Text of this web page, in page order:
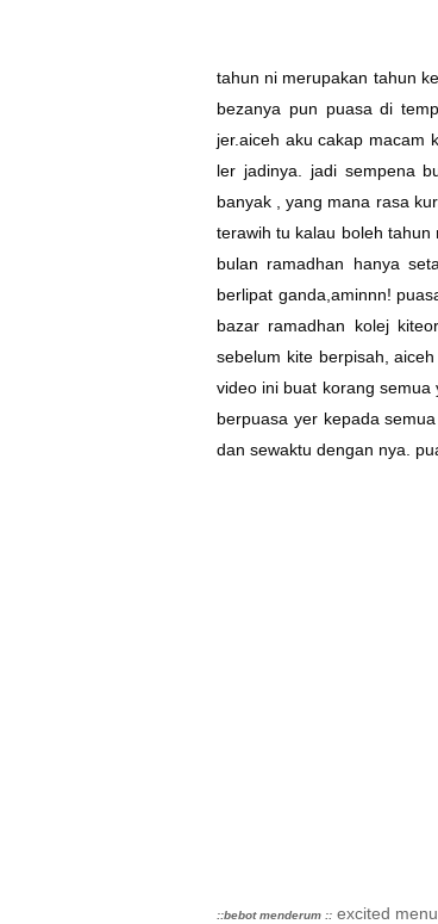
tahun ni merupakan tahun
bezanya pun puasa di
jer.aiceh aku cakap macam
ler jadinya. jadi sempena
banyak , yang mana rasa
terawih tu kalau boleh
bulan ramadhan hanya
berlipat ganda,aminnn!
bazar ramadhan kolej
sebelum kite berpisah,
video ini buat korang
berpuasa yer kepada
dan sewaktu dengan nya.
::bebot menderum :: excited